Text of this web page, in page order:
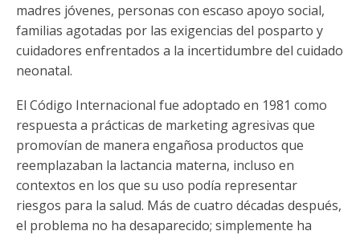
madres jóvenes, personas con escaso apoyo social,
familias agotadas por las exigencias del posparto y
cuidadores enfrentados a la incertidumbre del cuidado
neonatal.
El Código Internacional fue adoptado en 1981 como
respuesta a prácticas de marketing agresivas que
promovían de manera engañosa productos que
reemplazaban la lactancia materna, incluso en
contextos en los que su uso podía representar
riesgos para la salud. Más de cuatro décadas después,
el problema no ha desaparecido; simplemente ha